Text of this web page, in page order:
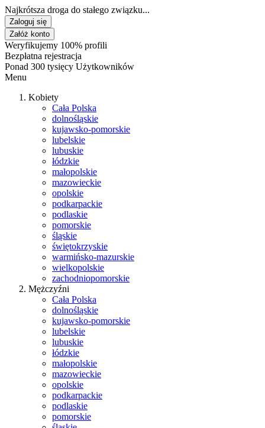
Najkrótsza droga do stałego związku...
Zaloguj się
Załóż konto
Weryfikujemy 100% profili
Bezpłatna rejestracja
Ponad 300 tysięcy Użytkowników
Menu
Kobiety
Cała Polska
dolnośląskie
kujawsko-pomorskie
lubelskie
lubuskie
łódzkie
małopolskie
mazowieckie
opolskie
podkarpackie
podlaskie
pomorskie
śląskie
świętokrzyskie
warmińsko-mazurskie
wielkopolskie
zachodniopomorskie
Mężczyźni
Cała Polska
dolnośląskie
kujawsko-pomorskie
lubelskie
lubuskie
łódzkie
małopolskie
mazowieckie
opolskie
podkarpackie
podlaskie
pomorskie